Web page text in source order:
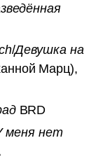
/Девушка на
Марц),
BRD
меня нет